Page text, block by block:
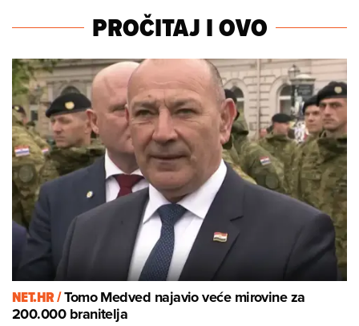
PROČITAJ I OVO
NET.HR /Tomo Medved najavio veće mirovine za
200.000 branitelja